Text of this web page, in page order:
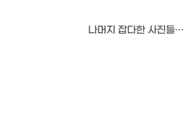
나머지 잡다한 사진들…